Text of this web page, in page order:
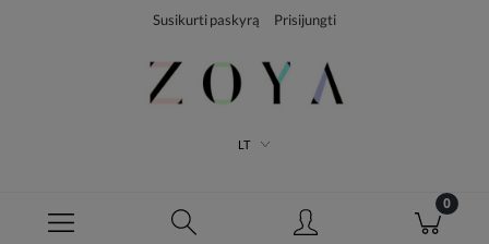
Susikurti paskyrą Prisijungti
LT